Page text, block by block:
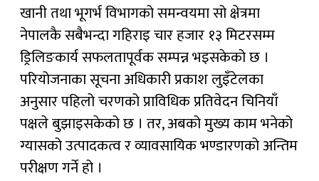
खानी तथा भूगर्भ विभागको समन्वयमा सो क्षेत्रमा
नेपालकै सबैभन्दा गहिराइ चार हजार १३ मिटरसम्म
ड्रिलिङकार्य सफलतापूर्वक सम्पन्न भइसकेको छ ।
परियोजनाका सूचना अधिकारी प्रकाश लुइँटेलका
अनुसार पहिलो चरणको प्राविधिक प्रतिवेदन चिनियाँ
पक्षले बुझाइसकेको छ । तर, अबको मुख्य काम भनेको
ग्यासको उत्पादकत्व र व्यावसायिक भण्डारणको अन्तिम
परीक्षण गर्ने हो ।